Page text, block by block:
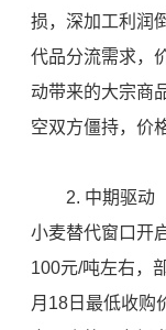
损，深加工利润
代品分流需求，
动带来的大宗商
空双方僵持，价
2. 中期驱动
小麦替代窗口开
100元/吨左右，
月18日最低收购